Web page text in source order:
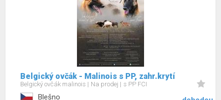
Belgický ovčák - Malinois s PP, zahr.krytí
Belgický ovčák malinois Na prodej s PP FCI
Blešno